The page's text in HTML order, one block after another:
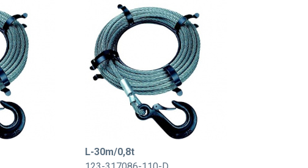
L-30m/0,8t